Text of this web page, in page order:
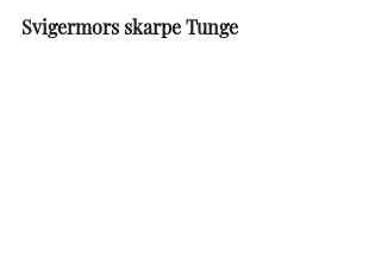
Svigermors skarpe Tunge